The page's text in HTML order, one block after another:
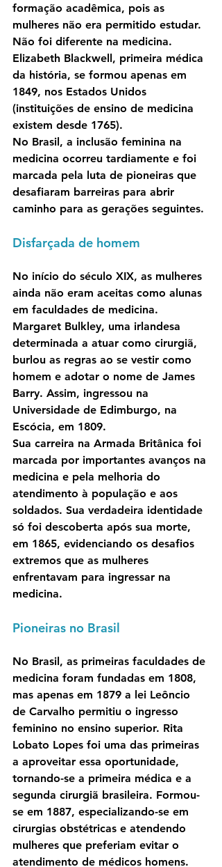
formação acadêmica, pois as
mulheres não era permitido estudar.
Não foi diferente na medicina.
Elizabeth Blackwell, primeira médica
da história, se formou apenas em
1849, nos Estados Unidos
(instituições de ensino de medicina
existem desde 1765).
No Brasil, a inclusão feminina na
medicina ocorreu tardiamente e foi
marcada pela luta de pioneiras que
desafiaram barreiras para abrir
caminho para as gerações seguintes.
Disfarçada de homem
No início do século XIX, as mulheres
ainda não eram aceitas como alunas
em faculdades de medicina.
Margaret Bulkley, uma irlandesa
determinada a atuar como cirurgiã,
burlou as regras ao se vestir como
homem e adotar o nome de James
Barry. Assim, ingressou na
Universidade de Edimburgo, na
Escócia, em 1809.
Sua carreira na Armada Britânica foi
marcada por importantes avanços na
medicina e pela melhoria do
atendimento à população e aos
soldados. Sua verdadeira identidade
só foi descoberta após sua morte,
em 1865, evidenciando os desafios
extremos que as mulheres
enfrentavam para ingressar na
medicina.
Pioneiras no Brasil
No Brasil, as primeiras faculdades de
medicina foram fundadas em 1808,
mas apenas em 1879 a lei Leôncio
de Carvalho permitiu o ingresso
feminino no ensino superior. Rita
Lobato Lopes foi uma das primeiras
a aproveitar essa oportunidade,
tornando-se a primeira médica e a
segunda cirurgiã brasileira. Formou-
se em 1887, especializando-se em
cirurgias obstétricas e atendendo
mulheres que preferiam evitar o
atendimento de médicos homens.